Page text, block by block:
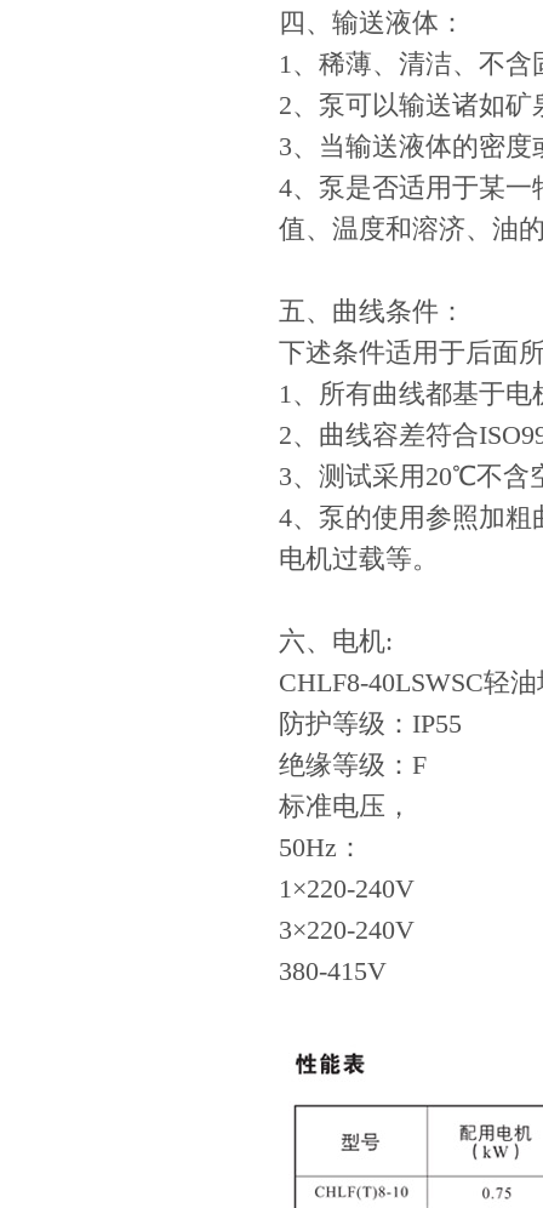
四、输送液体：
1、稀薄、清洁、不
2、泵可以输送诸如
3、当输送液体的密
4、泵是否适用于某
值、温度和溶济、油
五、曲线条件：
下述条件适用于后面
1、所有曲线都基于电
2、曲线容差符合
3、测试采用20℃不含
4、泵的使用参照加
电机过载等。
六、电机:
CHLF8-40LSWSC轻
防护等级：IP55
绝缘等级：F
标准电压，
50Hz：
1×220-240V
3×220-240V
380-415V